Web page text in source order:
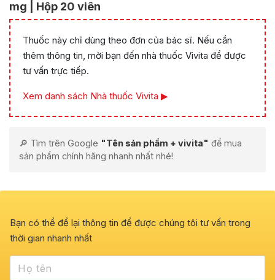
mg | Hộp 20 viên
Thuốc này chỉ dùng theo đơn của bác sĩ. Nếu cần
thêm thông tin, mời bạn đến nhà thuốc Vivita để được
tư vấn trực tiếp.
Xem danh sách Nhà thuốc Vivita ▶
🔎 Tìm trên Google "Tên sản phẩm + vivita" để mua
sản phẩm chính hãng nhanh nhất nhé!
Bạn có thể để lại thông tin để được chúng tôi tư vấn trong
thời gian nhanh nhất